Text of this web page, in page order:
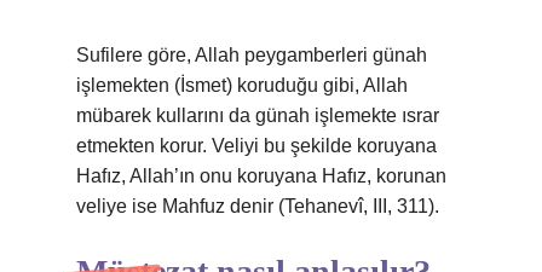
Sufilere göre, Allah peygamberleri günah
işlemekten (İsmet) koruduğu gibi, Allah
mübarek kullarını da günah işlemekte ısrar
etmekten korur. Veliyi bu şekilde koruyana
Hafız, Allah’ın onu koruyana Hafız, korunan
veliye ise Mahfuz denir (Tehanevî, III, 311).